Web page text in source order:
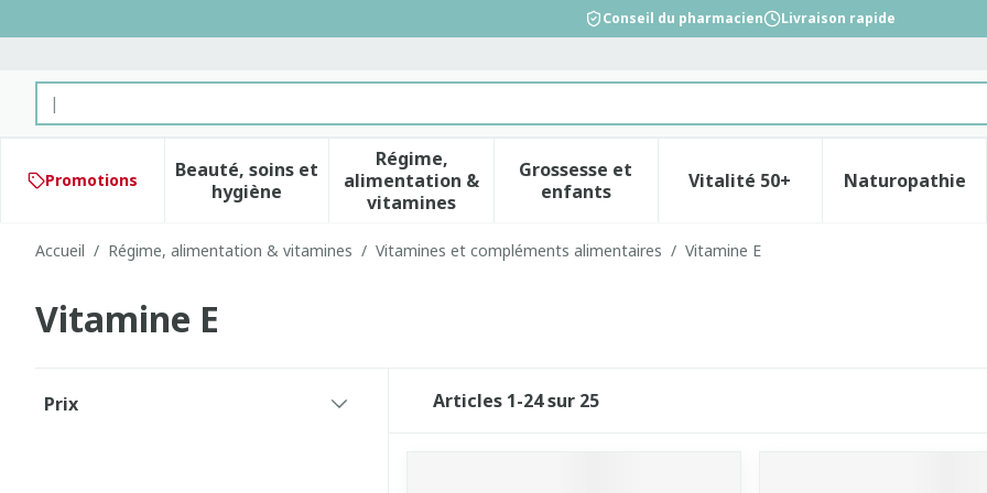
Conseil du pharmacien Livraison rapide
Rechercher
Promotions
Beauté, soins et
hygièneAfficher le sous-menu pour la catégorie Beauté, soins et hygiène
Régime,
alimentation &
vitamines
Afficher le sous-menu pour la catégorie Régime, alimentation &
Grossesse et
enfants
Afficher le sous-menu pour la catégorie
Vitalité 50+Afficher le sous-menu pour
Naturopathie
Afficher
Accueil / Régime, alimentation & vitamines / Vitamines et compléments alimentaires / Vitamine E
Vitamine E
Prix
Articles 1-24sur 25